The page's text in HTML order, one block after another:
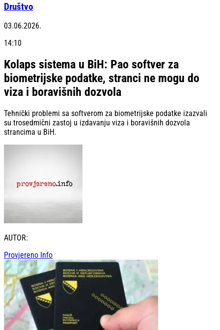
Društvo
03.06.2026.
14:10
Kolaps sistema u BiH: Pao softver za
biometrijske podatke, stranci ne mogu do
viza i boravišnih dozvola
Tehnički problemi sa softverom za biometrijske podatke izazvali
su trosedmični zastoj u izdavanju viza i boravišnih dozvola
strancima u BiH.
AUTOR:
Provjereno Info